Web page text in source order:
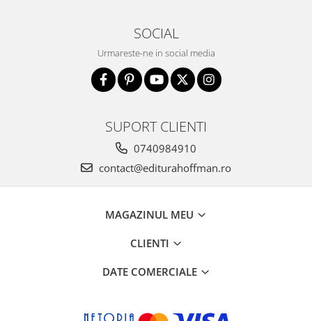
SOCIAL
Urmareste-ne in social media
SUPORT CLIENTI
0740984910
contact@editurahoffman.ro
MAGAZINUL MEU
CLIENTI
DATE COMERCIALE